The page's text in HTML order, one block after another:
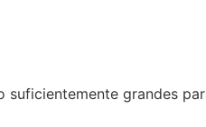
suficientemente grandes